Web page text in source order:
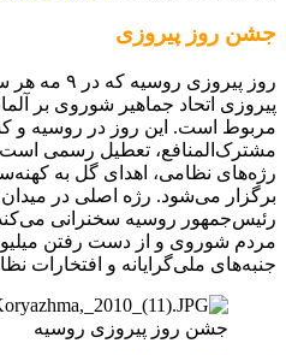
جشن روز پیروزی
روز پیروزی
پیروزی اتحاد جماهیر شوروی بر
مربوط است. این روز در روسیه و
مشترک‌المنافع، تعطیل رسمی
رژه‌های نظامی، اهدای گل به
برگزار می‌شود. رژه اصلی در
رئیس‌جمهور روسیه سخنرانی
مردم شوروی و از دست رفتن
جنبه‌های ملی‌گرایانه و افتخارات
جشن روز پیروزی روسیه